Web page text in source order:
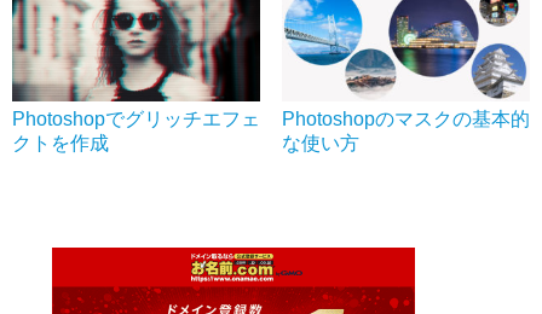
Photoshopでグリッチエフェ
クトを作成
Photoshopのマスクの基本的
な使い方